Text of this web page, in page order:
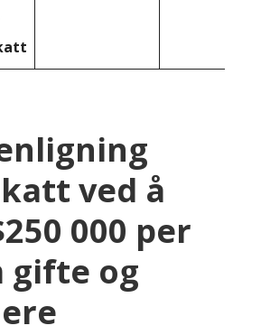
ved å
000 per
gifte og